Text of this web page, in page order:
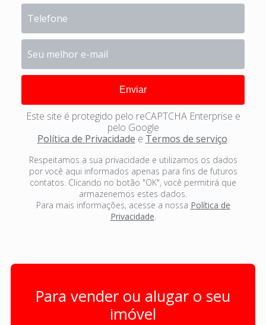
Este site é protegido pelo reCAPTCHA Enterprise e
pelo Google
Política de Privacidade e Termos de serviço.
Respeitamos a sua privacidade e utilizamos os dados
por você aqui informados apenas para fins de futuros
contatos. Clicando no botão "OK", você permitirá que
armazenemos estes dados.
Para mais informações, acesse a nossa Política de
Privacidade.
Para vender ou alugar o seu
imóvel